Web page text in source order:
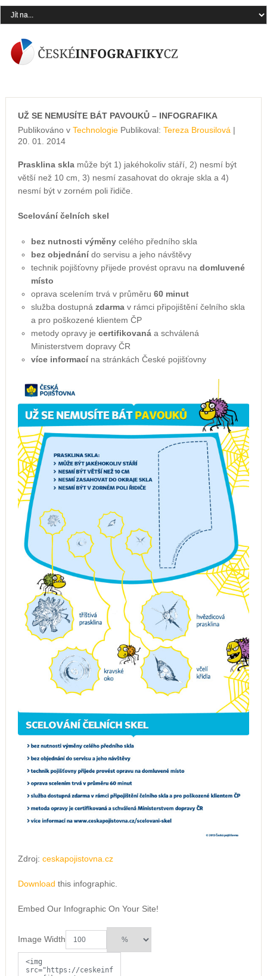
UŽ SE NEMUSÍTE BÁT PAVOUKŮ – INFOGRAFIKA
Publikováno v TechnologiePublikoval: Tereza Brousilová |
20. 01. 2014
Prasklina sklamůže být 1) jakéhokoliv stáří, 2) nesmí být
větší než 10 cm, 3) nesmí zasahovat do okraje skla a 4)
nesmí být v zorném poli řidiče.
Scelování čelních skel
bez nutnosti výměnycelého předního skla
bez objednánído servisu a jeho návštěvy
technik pojišťovny přijede provést opravu na domluvené
místo
oprava scelením trvá v průměru 60 minut
služba dostupná zdarmav rámci připojištění čelního skla
a pro poškozené klientem ČP
metody opravy je certifikovanáa schválená
Ministerstvem dopravy ČR
více informacína stránkách České pojišťovny
Zdroj: ceskapojistovna.cz
Download this infographic.
Embed Our Infographic On Your Site!
Image Width